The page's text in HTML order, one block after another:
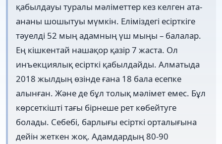
қабылдауы туралы мәліметтер кез келген ата-
ананы шошытуы мүмкін. Еліміздегі есірткіге
тәуелді 52 мың адамның үш мыңы – балалар.
Ең кішкентай нашақор қазір 7 жаста. Ол
инъекциялық есірткі қабылдайды. Алматыда
2018 жылдың өзінде ғана 18 бала есепке
алынған. Және де бұл толық мәлімет емес. Бұл
көрсеткішті тағы бірнеше рет көбейтуге
болады. Себебі, барлығы есірткі орталығына
дейін жеткен жоқ. Адамдардың 80-90